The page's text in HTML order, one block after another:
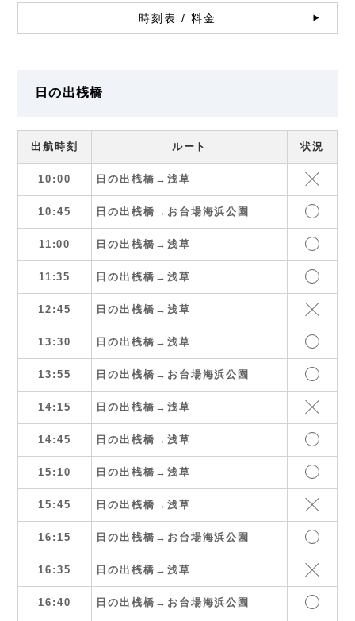
時刻表 / 料金
日の出桟橋
出航時刻 ルート 状況
10:00 日の出桟橋→浅草
10:45 日の出桟橋→お台場海浜公園
11:00 日の出桟橋→浅草
11:35 日の出桟橋→浅草
12:45 日の出桟橋→浅草
13:30 日の出桟橋→浅草
13:55 日の出桟橋→お台場海浜公園
14:15 日の出桟橋→浅草
14:45 日の出桟橋→浅草
15:10 日の出桟橋→浅草
15:45 日の出桟橋→浅草
16:15 日の出桟橋→お台場海浜公園
16:35 日の出桟橋→浅草
16:40 日の出桟橋→お台場海浜公園